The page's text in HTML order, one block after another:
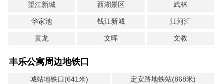
望江新城 西湖景区 武林
华家池 钱江新城 江河汇
黄龙 文晖 文教
丰乐公寓周边地铁口
城站地铁口(641米) 定安路地铁站(868米)